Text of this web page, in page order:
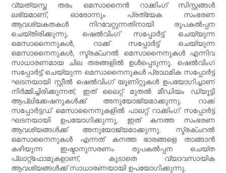
വ്യത്യസ്ത തരം മെസാനൈൻ റാക്കിംഗ് സിസ്റ്റങ്ങൾ
ലഭ്യമാണ്, ഓരോന്നും പ്രത്യേക സംഭരണ
ആവശ്യകതകൾ നിറവേറ്റുന്നതിനായി രൂപകൽപ്പന
ചെയ്‌തിരിക്കുന്നു. ഷെൽവിംഗ് സപ്പോർട്ട് ചെയ്യുന്ന
മെസാനൈനുകൾ, റാക്ക് സപ്പോർട്ട് ചെയ്യുന്ന
മെസാനൈനുകൾ, സ്ട്രക്ചറൽ മെസാനൈനുകൾ എന്നിവ
സാധാരണമായ ചില തരങ്ങളിൽ ഉൾപ്പെടുന്നു. ഷെൽവിംഗ്
സപ്പോർട്ട് ചെയ്യുന്ന മെസാനൈനുകൾ പ്രാഥമിക സപ്പോർട്ട്
ഘടനയായി സ്റ്റീൽ ഷെൽവിംഗ് യൂണിറ്റുകൾ ഉപയോഗിച്ചാണ്
നിർമ്മിച്ചിരിക്കുന്നത്, ഇത് ലൈറ്റ് മുതൽ മീഡിയം ഡ്യൂട്ടി
ആപ്ലിക്കേഷനുകൾക്ക് അനുയോജ്യമാക്കുന്നു. റാക്ക്
സപ്പോർട്ടഡ് മെസാനൈനുകളിൽ പാലറ്റ് റാക്കിംഗ് സപ്പോർട്ട്
ഘടനയായി ഉപയോഗിക്കുന്നു, ഇത് കനത്ത സംഭരണ
ആവശ്യങ്ങൾക്ക് അനുയോജ്യമാക്കുന്നു. സ്ട്രക്ചറൽ
മെസാനൈനുകൾ എന്നത് കനത്ത ഭാരങ്ങളെ താങ്ങാൻ
കഴിയുന്ന ഇഷ്ടാനുസരണം രൂപകൽപ്പന ചെയ്ത
പ്ലാറ്റ്‌ഫോമുകളാണ്, കൂടാതെ വ്യാവസായിക
ആവശ്യങ്ങൾക്ക് സാധാരണയായി ഉപയോഗിക്കുന്നു.